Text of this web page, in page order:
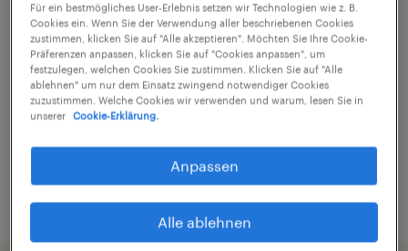
IT-Supporter (m/w/d)
Zwickau, Sachsen
Arbeitnehmerüberlassung
€33.000 - €36.000 pro Jahr
IT, Ingenieurwesen und Technik
5. August 2026
Für ein bestmögliches User-Erlebnis setzen wir Technologien wie z. B.
Cookies ein. Wenn Sie der Verwendung aller beschriebenen Cookies
zustimmen, klicken Sie auf "Alle akzeptieren". Möchten Sie Ihre Cookie-
Präferenzen anpassen, klicken Sie auf "Cookies anpassen", um
festzulegen, welchen Cookies Sie zustimmen. Klicken Sie auf "Alle
ablehnen" um nur dem Einsatz zwingend notwendiger Cookies
zuzustimmen. Welche Cookies wir verwenden und warum, lesen Sie in
unserer
Cookie-Erklärung.
Anpassen
Alle ablehnen